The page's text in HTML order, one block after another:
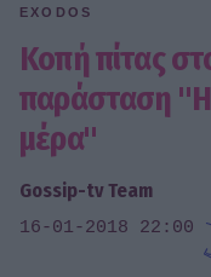
EXODOS
Κοπή πίτας
παράσταση
μέρα"
Gossip-tv Team
16-01-2018 22:00